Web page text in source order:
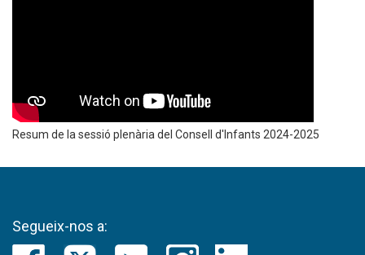
Resum de la sessió plenària del Consell d'Infants 2024-2025
Segueix-nos a: